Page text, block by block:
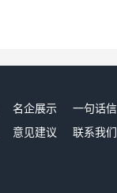
名企展示 一句话
意见建议 联系我们